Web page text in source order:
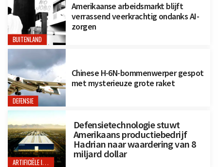
BUITENLAND
Amerikaanse arbeidsmarkt blijft
verrassend veerkrachtig ondanks AI-
zorgen
DEFENSIE
Chinese H-6N-bommenwerper gespot
met mysterieuze grote raket
ARTIFICIËLE INTELLIGENTIE
Defensietechnologie stuwt
Amerikaans productiebedrijf
Hadrian naar waardering van 8
miljard dollar